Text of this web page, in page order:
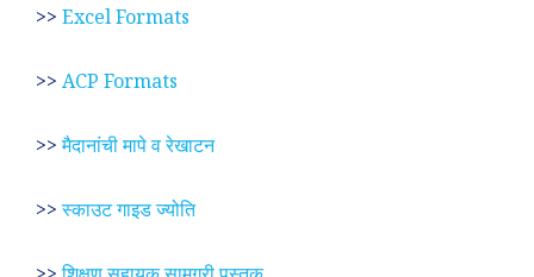
>> Excel Formats
>> ACP Formats
>>मैदानांची मापे व रेखाटन
>>स्काउट गाइड ज्योति